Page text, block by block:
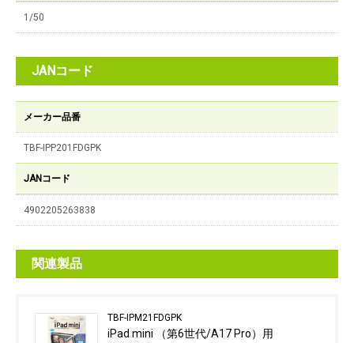
1/50
JANコード
メーカー品番
TBF-IPP201FDGPK
JANコード
4902205263838
関連製品
TBF-IPM21FDGPK
iPad mini （第6世代/A17 Pro）用